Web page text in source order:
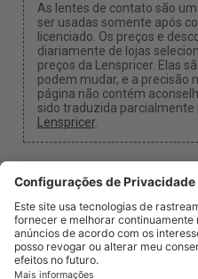
As lentes de contato são
ser usadas somente após
licenciado. Os preços e
diariamente de lojas
preços da Lenspricer. Elas
podem mudar, e a precisão
página não contém
sido traduzida parcialmente
Lenspricer.
Podemos receber uma